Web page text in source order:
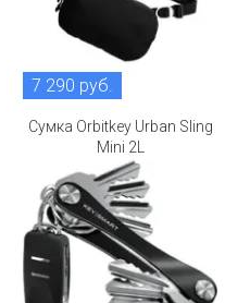
7 290 руб.
Сумка Orbitkey Urban Sling
Mini 2L